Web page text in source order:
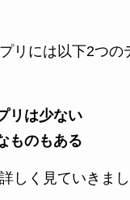
リには以下2つの
リは少ない
ものもある
しく見ていきまし